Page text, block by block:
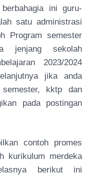
ini guru-
satu administrasi
Program semester
jenjang sekolah
2023/2024
jika anda
semester, kktp dan
pada postingan
contoh promes
kurikulum merdeka
berikut ini